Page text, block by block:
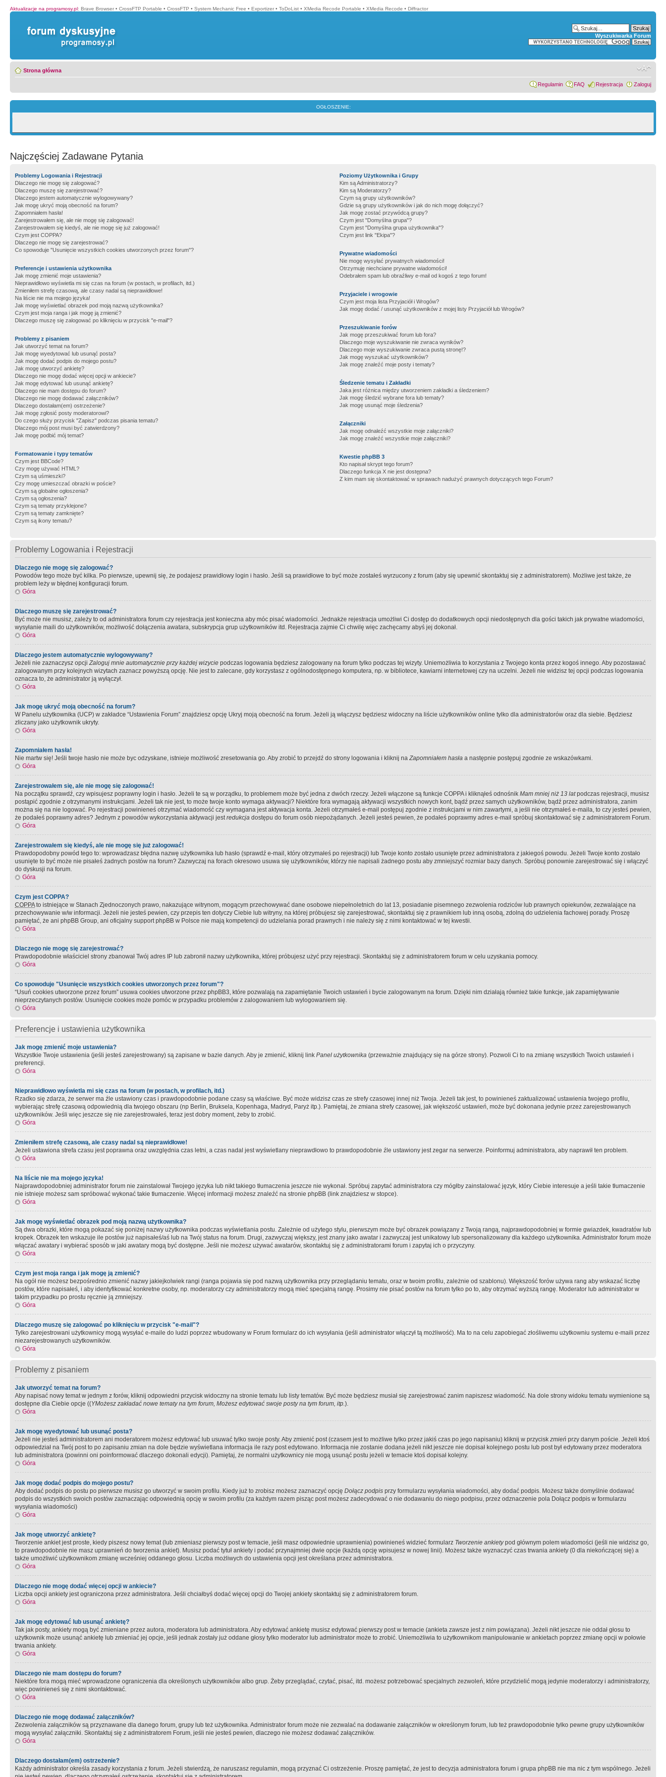
Aktualizacje na programosy.pl: Brave Browser • CrossFTP Portable • CrossFTP • System Mechanic Free • Exportizer • ToDoList • XMedia Recode Portable • XMedia Recode • Diffractor
Wyszukiwarka Forum
Strona główna
Regulamin FAQ Rejestracja Zaloguj
OGŁOSZENIE:
Najczęściej Zadawane Pytania
Problemy Logowania i Rejestracji
Dlaczego nie mogę się zalogować?
Dlaczego muszę się zarejestrować?
Dlaczego jestem automatycznie wylogowywany?
Jak mogę ukryć moją obecność na forum?
Zapomniałem hasła!
Zarejestrowałem się, ale nie mogę się zalogować!
Zarejestrowałem się kiedyś, ale nie mogę się już zalogować!
Czym jest COPPA?
Dlaczego nie mogę się zarejestrować?
Co spowoduje "Usunięcie wszystkich cookies utworzonych przez forum"?
Preferencje i ustawienia użytkownika
Jak mogę zmienić moje ustawienia?
Nieprawidłowo wyświetla mi się czas na forum (w postach, w profilach, itd.)
Zmieniłem strefę czasową, ale czasy nadal są nieprawidłowe!
Na liście nie ma mojego języka!
Jak mogę wyświetlać obrazek pod moją nazwą użytkownika?
Czym jest moja ranga i jak mogę ją zmienić?
Dlaczego muszę się zalogować po kliknięciu w przycisk "e-mail"?
Problemy z pisaniem
Jak utworzyć temat na forum?
Jak mogę wyedytować lub usunąć posta?
Jak mogę dodać podpis do mojego postu?
Jak mogę utworzyć ankietę?
Dlaczego nie mogę dodać więcej opcji w ankiecie?
Jak mogę edytować lub usunąć ankietę?
Dlaczego nie mam dostępu do forum?
Dlaczego nie mogę dodawać załączników?
Dlaczego dostałam(em) ostrzeżenie?
Jak mogę zgłosić posty moderatorowi?
Do czego służy przycisk "Zapisz" podczas pisania tematu?
Dlaczego mój post musi być zatwierdzony?
Jak mogę podbić mój temat?
Formatowanie i typy tematów
Czym jest BBCode?
Czy mogę używać HTML?
Czym są uśmieszki?
Czy mogę umieszczać obrazki w poście?
Czym są globalne ogłoszenia?
Czym są ogłoszenia?
Czym są tematy przyklejone?
Czym są tematy zamknięte?
Czym są ikony tematu?
Poziomy Użytkownika i Grupy
Kim są Administratorzy?
Kim są Moderatorzy?
Czym są grupy użytkowników?
Gdzie są grupy użytkowników i jak do nich mogę dołączyć?
Jak mogę zostać przywódcą grupy?
Czym jest "Domyślna grupa"?
Czym jest "Domyślna grupa użytkownika"?
Czym jest link "Ekipa"?
Prywatne wiadomości
Nie mogę wysyłać prywatnych wiadomości!
Otrzymuję niechciane prywatne wiadomości!
Odebrałem spam lub obraźliwy e-mail od kogoś z tego forum!
Przyjaciele i wrogowie
Czym jest moja lista Przyjaciół i Wrogów?
Jak mogę dodać / usunąć użytkowników z mojej listy Przyjaciół lub Wrogów?
Przeszukiwanie forów
Jak mogę przeszukiwać forum lub fora?
Dlaczego moje wyszukiwanie nie zwraca wyników?
Dlaczego moje wyszukiwanie zwraca pustą stronę!?
Jak mogę wyszukać użytkowników?
Jak mogę znaleźć moje posty i tematy?
Śledzenie tematu i Zakładki
Jaka jest różnica między utworzeniem zakładki a śledzeniem?
Jak mogę śledzić wybrane fora lub tematy?
Jak mogę usunąć moje śledzenia?
Załączniki
Jak mogę odnaleźć wszystkie moje załączniki?
Jak mogę znaleźć wszystkie moje załączniki?
Kwestie phpBB 3
Kto napisał skrypt tego forum?
Dlaczego funkcja X nie jest dostępna?
Z kim mam się skontaktować w sprawach nadużyć prawnych dotyczących tego Forum?
Problemy Logowania i Rejestracji
Dlaczego nie mogę się zalogować?
Powodów tego może być kilka. Po pierwsze, upewnij się, że podajesz prawidłowy login i hasło. Jeśli są prawidłowe to być może zostałeś wyrzucony z forum (aby się upewnić skontaktuj się z administratorem). Możliwe jest także, że
problem leży w błędnej konfiguracji forum.
Góra
Dlaczego muszę się zarejestrować?
Być może nie musisz, zależy to od administratora forum czy rejestracja jest konieczna aby móc pisać wiadomości. Jednakże rejestracja umożliwi Ci dostęp do dodatkowych opcji niedostępnych dla gości takich jak prywatne wiadomości,
wysyłanie maili do użytkowników, możliwość dołączenia awatara, subskrypcja grup użytkowników itd. Rejestracja zajmie Ci chwilę więc zachęcamy abyś jej dokonał.
Góra
Dlaczego jestem automatycznie wylogowywany?
Jeżeli nie zaznaczysz opcjiZaloguj mnie automatycznie przy każdej wizycie podczas logowania będziesz zalogowany na forum tylko podczas tej wizyty. Uniemożliwia to korzystania z Twojego konta przez kogoś innego. Aby pozostawać
zalogowanym przy kolejnych wizytach zaznacz powyższą opcję. Nie jest to zalecane, gdy korzystasz z ogólnodostępnego komputera, np. w bibliotece, kawiarni internetowej czy na uczelni. Jeżeli nie widzisz tej opcji podczas logowania
oznacza to, że administrator ją wyłączył.
Góra
Jak mogę ukryć moją obecność na forum?
W Panelu użytkownika (UCP) w zakładce “Ustawienia Forum” znajdziesz opcję Ukryj moją obecność na forum. Jeżeli ją włączysz będziesz widoczny na liście użytkowników online tylko dla administratorów oraz dla siebie. Będziesz
zliczany jako użytkownik ukryty.
Góra
Zapomniałem hasła!
Nie martw się! Jeśli twoje hasło nie może byc odzyskane, istnieje możliwość zresetowania go. Aby zrobić to przejdź do strony logowania i kliknij naZapomniałem hasła a następnie postępuj zgodnie ze wskazówkami.
Góra
Zarejestrowałem się, ale nie mogę się zalogować!
Na początku sprawdź, czy wpisujesz poprawny login i hasło. Jeżeli te są w porządku, to problemem może być jedna z dwóch rzeczy. Jeżeli włączone są funkcje COPPA i kliknąłeś odnośnik Mam mniej niż 13 latpodczas rejestracji, musisz
postąpić zgodnie z otrzymanymi instrukcjami. Jeżeli tak nie jest, to może twoje konto wymaga aktywacji? Niektóre fora wymagają aktywacji wszystkich nowych kont, bądź przez samych użytkowników, bądź przez administratora, zanim
można się na nie logować. Po rejestracji powinieneś otrzymać wiadomość czy wymagana jest aktywacja konta. Jeżeli otrzymałeś e-mail postępuj zgodnie z instrukcjami w nim zawartymi, a jeśli nie otrzymałeś e-maila, to czy jesteś pewien,
że podałeś poprawny adres? Jednym z powodów wykorzystania aktywacji jestredukcja dostępu do forum osób niepożądanych. Jeżeli jesteś pewien, że podałeś poprawmy adres e-mail spróbuj skontaktować się z administratorem Forum.
Góra
Zarejestrowałem się kiedyś, ale nie mogę się już zalogować!
Prawdopodobny powód tego to: wprowadzasz błędna nazwę użytkownika lub hasło (sprawdź e-mail, który otrzymałeś po rejestracji) lub Twoje konto zostało usunięte przez administratora z jakiegoś powodu. Jeżeli Twoje konto zostało
usunięte to być może nie pisałeś żadnych postów na forum? Zazwyczaj na forach okresowo usuwa się użytkowników, którzy nie napisali żadnego postu aby zmniejszyć rozmiar bazy danych. Spróbuj ponownie zarejestrować się i włączyć
do dyskusji na forum.
Góra
Czym jest COPPA?
COPPAto istniejące w Stanach Zjednoczonych prawo, nakazujące witrynom, mogącym przechowywać dane osobowe niepełnoletnich do lat 13, posiadanie pisemnego zezwolenia rodziców lub prawnych opiekunów, zezwalające na
przechowywanie w/w informacji. Jeżeli nie jesteś pewien, czy przepis ten dotyczy Ciebie lub witryny, na której próbujesz się zarejestrować, skontaktuj się z prawnikiem lub inną osobą, zdolną do udzielenia fachowej porady. Proszę
pamiętać, że ani phpBB Group, ani oficjalny support phpBB w Polsce nie mają kompetencji do udzielania porad prawnych i nie należy się z nimi kontaktować w tej kwestii.
Góra
Dlaczego nie mogę się zarejestrować?
Prawdopodobnie właściciel strony zbanował Twój adres IP lub zabronił nazwy użytkownika, której próbujesz użyć przy rejestracji. Skontaktuj się z administratorem forum w celu uzyskania pomocy.
Góra
Co spowoduje "Usunięcie wszystkich cookies utworzonych przez forum"?
“Usuń cookies utworzone przez forum” usuwa cookies utworzone przez phpBB3, które pozwalają na zapamiętanie Twoich ustawień i bycie zalogowanym na forum. Dzięki nim działają również takie funkcje, jak zapamiętywanie
nieprzeczytanych postów. Usunięcie cookies może pomóc w przypadku problemów z zalogowaniem lub wylogowaniem się.
Góra
Preferencje i ustawienia użytkownika
Jak mogę zmienić moje ustawienia?
Wszystkie Twoje ustawienia (jeśli jesteś zarejestrowany) są zapisane w bazie danych. Aby je zmienić, kliknij link Panel użytkownika (przeważnie znajdujący się na górze strony). Pozwoli Ci to na zmianę wszystkich Twoich ustawień i
preferencji.
Góra
Nieprawidłowo wyświetla mi się czas na forum (w postach, w profilach, itd.)
Rzadko się zdarza, że serwer ma źle ustawiony czas i prawdopodobnie podane czasy są właściwe. Być może widzisz czas ze strefy czasowej innej niż Twoja. Jeżeli tak jest, to powinieneś zaktualizować ustawienia twojego profilu,
wybierając strefę czasową odpowiednią dla twojego obszaru (np Berlin, Bruksela, Kopenhaga, Madryd, Paryż itp.). Pamiętaj, że zmiana strefy czasowej, jak większość ustawień, może być dokonana jedynie przez zarejestrowanych
użytkowników. Jeśli więc jeszcze się nie zarejestrowałeś, teraz jest dobry moment, żeby to zrobić.
Góra
Zmieniłem strefę czasową, ale czasy nadal są nieprawidłowe!
Jeżeli ustawiona strefa czasu jest poprawna oraz uwzględnia czas letni, a czas nadal jest wyświetlany nieprawdłowo to prawdopodobnie źle ustawiony jest zegar na serwerze. Poinformuj administratora, aby naprawił ten problem.
Góra
Na liście nie ma mojego języka!
Najprawdopodobniej administrator forum nie zainstalował Twojego języka lub nikt takiego tłumaczenia jeszcze nie wykonał. Spróbuj zapytać administratora czy mógłby zainstalować język, który Ciebie interesuje a jeśli takie tłumaczenie
nie istnieje możesz sam spróbować wykonać takie tłumaczenie. Więcej informacji możesz znaleźć na stronie phpBB (link znajdziesz w stopce).
Góra
Jak mogę wyświetlać obrazek pod moją nazwą użytkownika?
Są dwa obrazki, które mogą pokazać się poniżej nazwy użytkownika podczas wyświetlania postu. Zależnie od użytego stylu, pierwszym może być obrazek powiązany z Twoją rangą, najprawdopodobniej w formie gwiazdek, kwadratów lub
kropek. Obrazek ten wskazuje ile postów już napisałeś/aś lub na Twój status na forum. Drugi, zazwyczaj większy, jest znany jako awatar i zazwyczaj jest unikatowy lub spersonalizowany dla każdego użytkownika. Administrator forum może
włączać awatary i wybierać sposób w jaki awatary mogą być dostępne. Jeśli nie możesz używać awatarów, skontaktuj się z administratorami forum i zapytaj ich o przyczyny.
Góra
Czym jest moja ranga i jak mogę ją zmienić?
Na ogół nie możesz bezpośrednio zmienić nazwy jakiejkolwiek rangi (ranga pojawia się pod nazwą użytkownika przy przeglądaniu tematu, oraz w twoim profilu, zależnie od szablonu). Większość forów używa rang aby wskazać liczbę
postów, które napisałeś, i aby identyfikować konkretne osoby, np. moderatorzy czy administratorzy mogą mieć specjalną rangę. Prosimy nie pisać postów na forum tylko po to, aby otrzymać wyższą rangę. Moderator lub administrator w
takim przypadku po prostu ręcznie ją zmniejszy.
Góra
Dlaczego muszę się zalogować po kliknięciu w przycisk "e-mail"?
Tylko zarejestrowani użytkownicy mogą wysyłać e-maile do ludzi poprzez wbudowany w Forum formularz do ich wysyłania (jeśli administrator włączył tą możliwość). Ma to na celu zapobiegać złośliwemu użytkowniu systemu e-maili przez
niezarejestrowanych użytkowników.
Góra
Problemy z pisaniem
Jak utworzyć temat na forum?
Aby napisać nowy temat w jednym z forów, kliknij odpowiedni przycisk widoczny na stronie tematu lub listy tematów. Być może będziesz musiał się zarejestrować zanim napiszesz wiadomość. Na dole strony widoku tematu wymienione są
dostępne dla Ciebie opcje ((YMożesz zakładać nowe tematy na tym forum, Możesz edytować swoje posty na tym forum, itp.).
Góra
Jak mogę wyedytować lub usunąć posta?
Jeżeli nie jesteś administratorem ani moderatorem możesz edytować lub usuwać tylko swoje posty. Aby zmienić post (czasem jest to możliwe tylko przez jakiś czas po jego napisaniu) kliknij w przycisk zmień przy danym poście. Jeżeli ktoś
odpowiedział na Twój post to po zapisaniu zmian na dole będzie wyświetlana informacja ile razy post edytowano. Informacja nie zostanie dodana jeżeli nikt jeszcze nie dopisał kolejnego postu lub post był edytowany przez moderatora
lub administratora (powinni oni poinformować dlaczego dokonali edycji). Pamiętaj, że normalni użytkownicy nie mogą usunąć postu jeżeli w temacie ktoś dopisał kolejny.
Góra
Jak mogę dodać podpis do mojego postu?
Aby dodać podpis do postu po pierwsze musisz go utworzyć w swoim profilu. Kiedy już to zrobisz możesz zaznaczyć opcję Dołącz podpis przy formularzu wysyłania wiadomości, aby dodać podpis. Możesz także domyślnie dodawać
podpis do wszystkich swoich postów zaznaczając odpowiednią opcję w swoim profilu (za każdym razem pisząc post możesz zadecydować o nie dodawaniu do niego podpisu, przez odznaczenie pola Dołącz podpis w formularzu
wysyłania wiadomości)
Góra
Jak mogę utworzyć ankietę?
Tworzenie ankiet jest proste, kiedy piszesz nowy temat (lub zmieniasz pierwszy post w temacie, jeśli masz odpowiednie uprawnienia) powinieneś widzieć formularz Tworzenie ankietypod głównym polem wiadomości (jeśli nie widzisz go,
to prawdopodobnie nie masz uprawnień do tworzenia ankiet). Musisz podać tytuł ankiety i podać przynajmniej dwie opcje (każdą opcję wpisujesz w nowej linii). Możesz także wyznaczyć czas trwania ankiety (0 dla niekończącej się) a
także umożliwić użytkownikom zmianę wcześniej oddanego głosu. Liczba możliwych do ustawienia opcji jest określana przez administratora.
Góra
Dlaczego nie mogę dodać więcej opcji w ankiecie?
Liczba opcji ankiety jest ograniczona przez administratora. Jeśli chciałbyś dodać więcej opcji do Twojej ankiety skontaktuj się z administratorem forum.
Góra
Jak mogę edytować lub usunąć ankietę?
Tak jak posty, ankiety mogą być zmieniane przez autora, moderatora lub administratora. Aby edytować ankietę musisz edytować pierwszy post w temacie (ankieta zawsze jest z nim powiązana). Jeżeli nikt jeszcze nie oddał głosu to
użytkownik może usunąć ankietę lub zmieniać jej opcje, jeśli jednak zostały już oddane głosy tylko moderator lub administrator może to zrobić. Uniemożliwia to użytkownikom manipulowanie w ankietach poprzez zmianę opcji w połowie
trwania ankiety.
Góra
Dlaczego nie mam dostępu do forum?
Niektóre fora mogą mieć wprowadzone ograniczenia dla określonych użytkowników albo grup. Żeby przeglądać, czytać, pisać, itd. możesz potrzebować specjalnych zezwoleń, które przydzielić mogą jedynie moderatorzy i administratorzy,
więc powinieneś się z nimi skontaktować.
Góra
Dlaczego nie mogę dodawać załączników?
Zezwolenia załączników są przyznawane dla danego forum, grupy lub też użytkownika. Administrator forum może nie zezwalać na dodawanie załączników w określonym forum, lub też prawdopodobnie tylko pewne grupy użytkowników
mogą wysyłać załączniki. Skontaktuj się z administratorem Forum, jeśli nie jesteś pewien, dlaczego nie możesz dodawać załączników.
Góra
Dlaczego dostałam(em) ostrzeżenie?
Każdy administrator określa zasady korzystania z forum. Jeżeli stwierdzą, że naruszasz regulamin, mogą przyznać Ci ostrzeżenie. Proszę pamiętać, że jest to decyzja administratora forum i grupa phpBB nie ma nic z tym wspólnego. Jeżeli